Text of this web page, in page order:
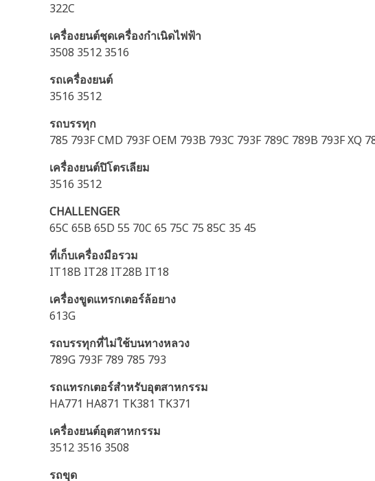
322C
เครื่องยนต์ชุดเครื่องกำเนิดไฟฟ้า
3508 3512 3516
รถเครื่องยนต์
3516 3512
รถบรรทุก
785 793F CMD 793F OEM 793B 793C 793F 789C 789B 793F XQ
เครื่องยนต์ปิโตรเลียม
3516 3512
CHALLENGER
65C 65B 65D 55 70C 65 75C 75 85C 35 45
ที่เก็บเครื่องมือรวม
IT18B IT28 IT28B IT18
เครื่องขูดแทรกเตอร์ล้อยาง
613G
รถบรรทุกที่ไม่ใช้บนทางหลวง
789G 793F 789 785 793
รถแทรกเตอร์สำหรับอุตสาหกรรม
HA771 HA871 TK381 TK371
เครื่องยนต์อุตสาหกรรม
3512 3516 3508
รถขุด